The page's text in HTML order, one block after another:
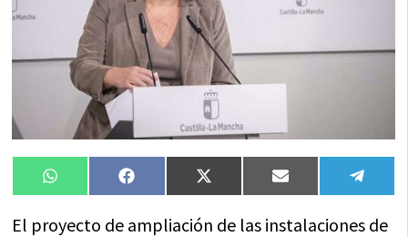
Compartir
en
WhatsAppCompartir
en
FacebookCompartir
en
X
(Twitter)
Compartir
en
Email
en
El proyecto de ampliación de las instalaciones de